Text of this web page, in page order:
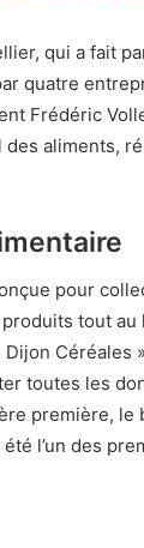
qui a fait
quatre
Frédéric
aliments,
pour
tout
Céréales
toutes les
première, le
l’un des